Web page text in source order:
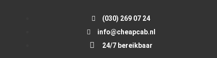
(030) 269 07 24
info@cheapcab.nl
24/7 bereikbaar